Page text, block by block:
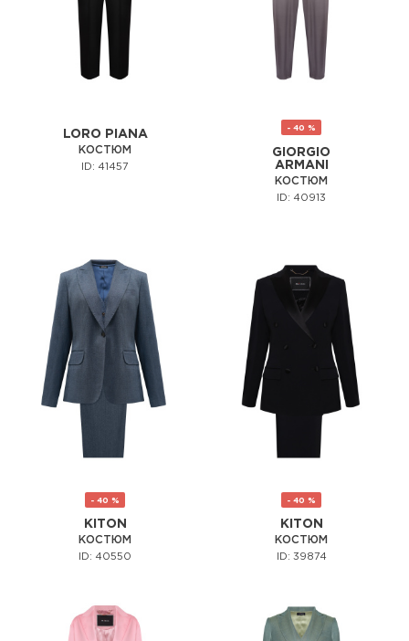
LORO PIANA
КОСТЮМ
ID: 41457
- 40 %
GIORGIO
ARMANI
КОСТЮМ
ID: 40913
- 40 %
KITON
КОСТЮМ
ID: 40550
- 40 %
KITON
КОСТЮМ
ID: 39874